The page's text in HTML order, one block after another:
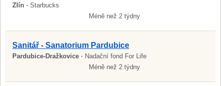
Zlín · Starbucks
Méně než 2 týdny
Sanitář - Sanatorium Pardubice
Pardubice-Dražkovice · Nadační fond For Life
Méně než 2 týdny